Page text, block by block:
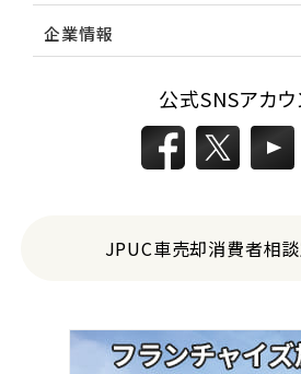
企業情報
公式SNSアカウ
JPUC車売却消費者相談